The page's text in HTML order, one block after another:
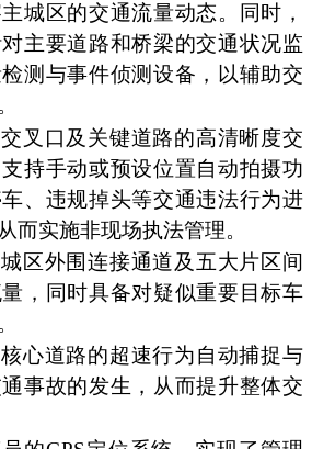
城区的交通流量动态。同时，
主要道路和桥梁的交通状况监
测与事件侦测设备，以辅助交
叉口及关键道路的高清晰度交
持手动或预设位置自动拍摄功
、违规掉头等交通违法行为进
而实施非现场执法管理。
区外围连接通道及五大片区间
，同时具备对疑似重要目标车
心道路的超速行为自动捕捉与
事故的发生，从而提升整体交